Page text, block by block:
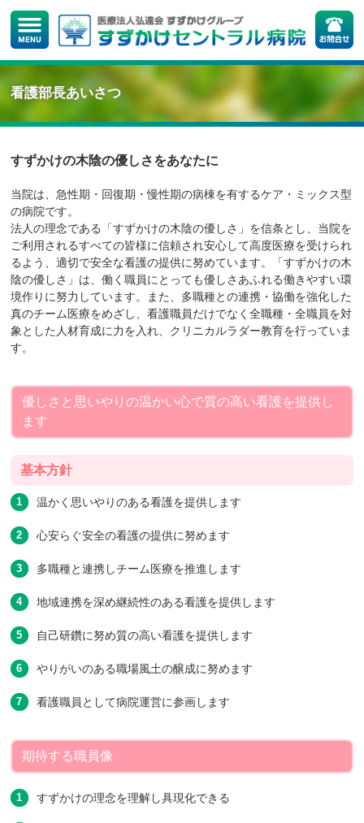
看護部長あいさつ
すずかけの木陰の優しさをあなたに
当院は、急性期・回復期・慢性期の病棟を有するケア・ミックス型
の病院です。
法人の理念である「すずかけの木陰の優しさ」を信条とし、当院を
ご利用されるすべての皆様に信頼され安心して高度医療を受けられ
るよう、適切で安全な看護の提供に努めています。「すずかけの木
陰の優しさ」は、働く職員にとっても優しさあふれる働きやすい環
境作りに努力しています。また、多職種との連携・協働を強化した
真のチーム医療をめざし、看護職員だけでなく全職種・全職員を対
象とした人材育成に力を入れ、クリニカルラダー教育を行っていま
す。
優しさと思いやりの温かい心で質の高い看護を提供し
ます
基本方針
温かく思いやりのある看護を提供します
心安らぐ安全の看護の提供に努めます
多職種と連携しチーム医療を推進します
地域連携を深め継続性のある看護を提供します
自己研鑽に努め質の高い看護を提供します
やりがいのある職場風土の醸成に努めます
看護職員として病院運営に参画します
期待する職員像
すずかけの理念を理解し具現化できる